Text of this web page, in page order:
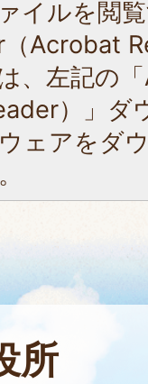
イルを閲
（Acrobat
、左記の
）」ダ
ェアをダ
所